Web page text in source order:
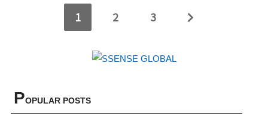
1 2 3
POPULAR POSTS